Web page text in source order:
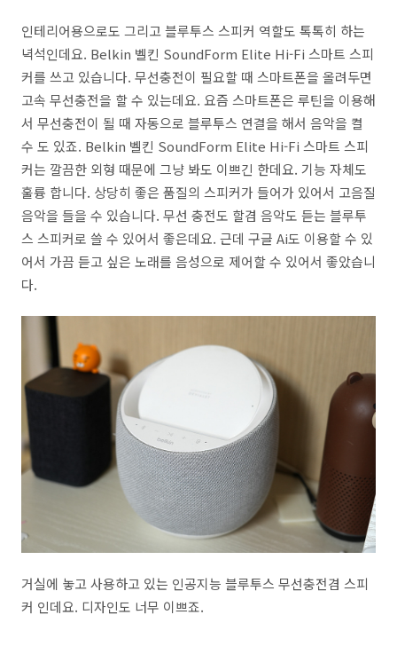
인테리어용으로도 그리고 블루투스 스피커 역할도 톡톡히 하는
녁석인데요. Belkin 벨킨 SoundForm Elite Hi-Fi 스마트 스피
커를 쓰고 있습니다. 무선충전이 필요할 때 스마트폰을 올려두면
고속 무선충전을 할 수 있는데요. 요즘 스마트폰은 루틴을 이용해
서 무선충전이 될 때 자동으로 블루투스 연결을 해서 음악을 켤
수 도 있죠. Belkin 벨킨 SoundForm Elite Hi-Fi 스마트 스피
커는 깔끔한 외형 때문에 그냥 봐도 이쁘긴 한데요. 기능 자체도
훌륭 합니다. 상당히 좋은 품질의 스피커가 들어가 있어서 고음질
음악을 들을 수 있습니다. 무선 충전도 할겸 음악도 듣는 블루투
스 스피커로 쓸 수 있어서 좋은데요. 근데 구글 Ai도 이용할 수 있
어서 가끔 듣고 싶은 노래를 음성으로 제어할 수 있어서 좋았습니
다.
거실에 놓고 사용하고 있는 인공지능 블루투스 무선충전겸 스피
커 인데요. 디자인도 너무 이쁘죠.